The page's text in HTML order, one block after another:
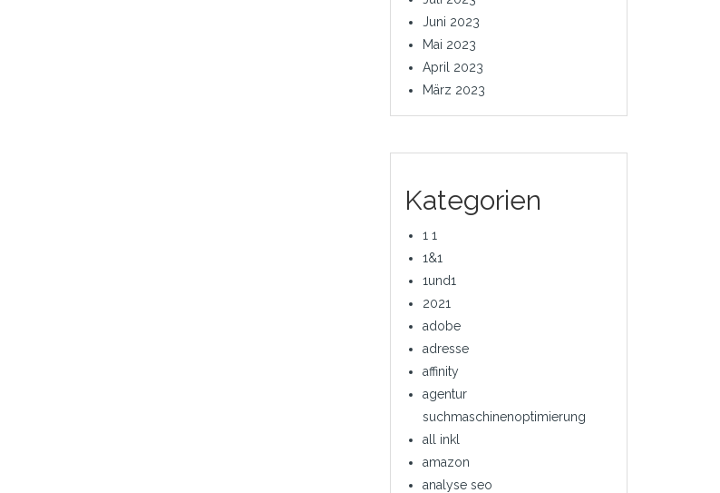
Juni 2023
Mai 2023
April 2023
März 2023
Kategorien
1 1
1&1
1und1
2021
adobe
adresse
affinity
agentur
suchmaschinenoptimierung
all inkl
amazon
analyse seo